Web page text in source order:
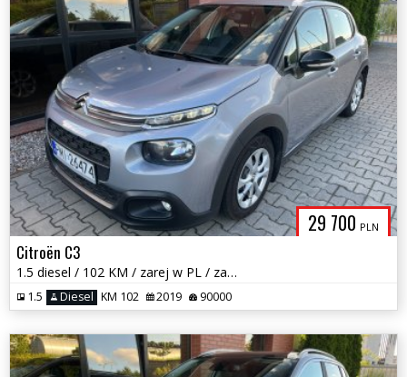
29 700 PLN
Citroën C3
1.5 diesel / 102 KM / zarej w PL / zadbany / możliwa zamiana
1.5 Diesel KM 102 2019 90000